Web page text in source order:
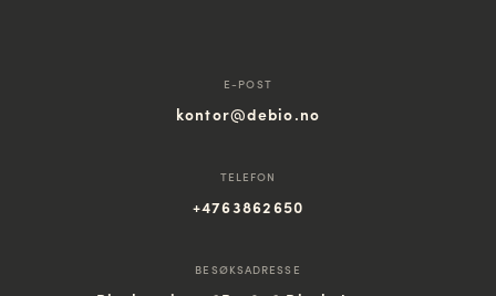
E-POST
kontor@debio.no
TELEFON
+4763862650
BESØKSADRESSE